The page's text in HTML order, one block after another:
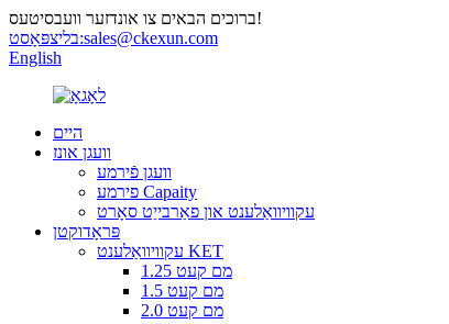
ברוכים הבאים צו אונדזער וועבסיטעס!
בליצפּאָסט:sales@ckexun.com
English
היים
וועגן אונז
וועגן פֿירמע
פירמע Capaity
עקוויוואַלענט און פאַרבייַט סאָרט
פּראָדוקטן
עקוויוואַלענט KET
1.25 מם קעט
1.5 מם קעט
2.0 מם קעט